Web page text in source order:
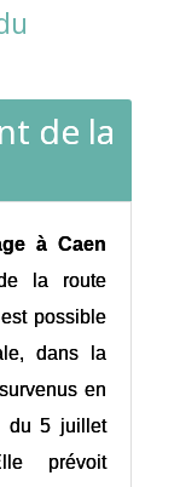
de la
à Caen
la route
possible
dans la
en
du 5 juillet
prévoit